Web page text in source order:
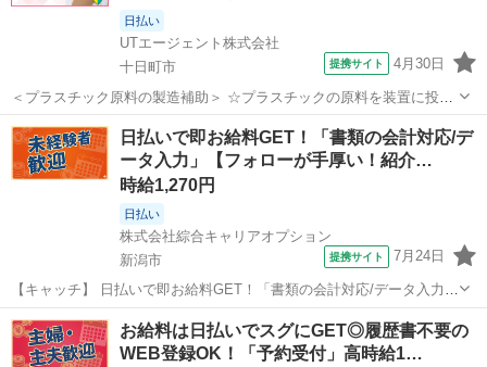
日払い
UTエージェント株式会社
十日町市
提携サイト 4月30日
＜プラスチック原料の製造補助＞ ☆プラスチックの原料を装置に投入
する作業がメイン！ 単純作業なので難しい作業はありません♪ ◆慣れ
てきたら複数台を担当していきます 同じ作業の繰り返しなのでカンタ
ンです！ ◆空調完備で快適...
新潟 十日町市 その他
日払いで即お給料GET！「書類の会計対応/デ
ータ入力」【フォローが手厚い！紹介…
時給1,270円
日払い
株式会社綜合キャリアオプション
新潟市
提携サイト 7月24日
【キャッチ】 日払いで即お給料GET！「書類の会計対応/データ入力」
【フォローが手厚い！紹介予定派遣☆】経験がなくても大丈夫☆高時
給1270円！ 【コメント】 弊社なら事前の職場見学が多数！お仕事安
心スタート★★ 「派遣...
新潟 新潟市 その他
お給料は日払いでスグにGET◎履歴書不要の
WEB登録OK！「予約受付」高時給1…